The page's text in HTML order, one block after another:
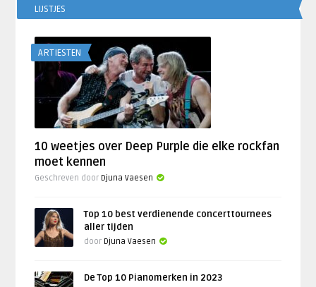
LIJSTJES
ARTIESTEN
10 weetjes over Deep Purple die elke rockfan
moet kennen
Geschreven door Djuna Vaesen
Top 10 best verdienende concerttournees
aller tijden
door Djuna Vaesen
De Top 10 Pianomerken in 2023